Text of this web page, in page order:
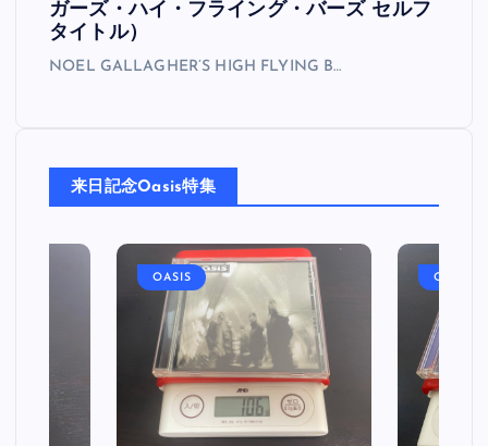
ガーズ・ハイ・フライング・バーズ セルフ
タイトル）
NOEL GALLAGHER’S HIGH FLYING B…
来日記念Oasis特集
OASIS OASIS